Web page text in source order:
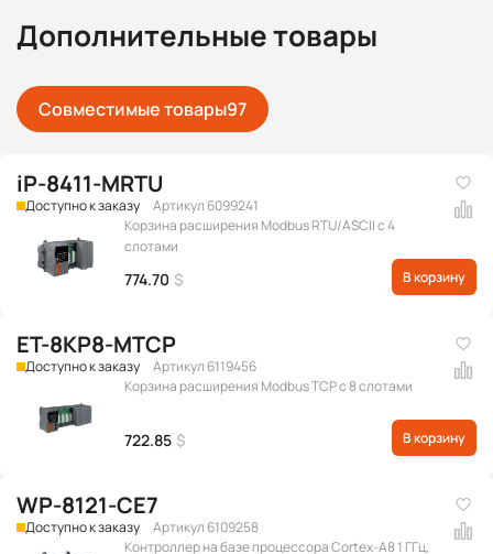
Дополнительные товары
Совместимые товары97
iP-8411-MRTU
Доступно к заказу
Артикул 6099241
Корзина расширения Modbus RTU/ASCII с 4
слотами
774.70 $ В корзину
ET-8KP8-MTCP
Доступно к заказу
Артикул 6119456
Корзина расширения Modbus TCP с 8 слотами
722.85 $ В корзину
WP-8121-CE7
Доступно к заказу
Артикул 6109258
Контроллер на базе процессора Cortex-A8 1 ГГц,